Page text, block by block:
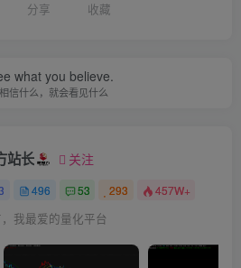
分享 收藏
what you believe.
信什么，就会看见什么
站长 关注
496 53 293 457W+
我最爱的量化平台